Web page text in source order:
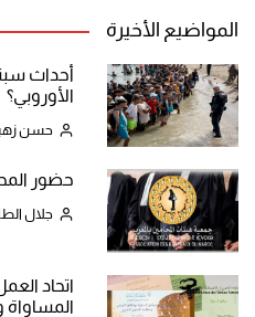
المواضيع الأخيرة
أحداث
الأوروبي؟
حسن
حضور
جلال
اتحاد
المساواة